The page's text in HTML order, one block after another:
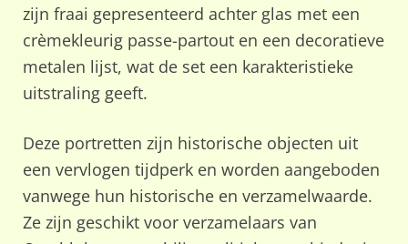
zijn fraai gepresenteerd achter glas met een
crèmekleurig passe-partout en een decoratieve
metalen lijst, wat de set een karakteristieke
uitstraling geeft.
Deze portretten zijn historische objecten uit
een vervlogen tijdperk en worden aangeboden
vanwege hun historische en verzamelwaarde.
Ze zijn geschikt voor verzamelaars van